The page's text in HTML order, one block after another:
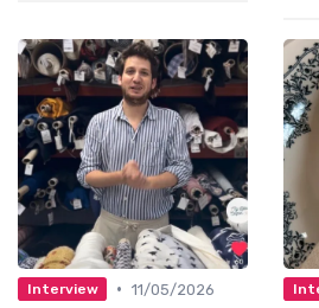
Interview • 11/05/2026